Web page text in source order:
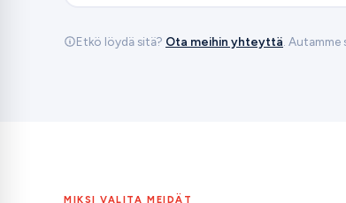
Etkö löydä sitä? Ota meihin yhteyttä .
MIKSI VALITA MEIDÄT